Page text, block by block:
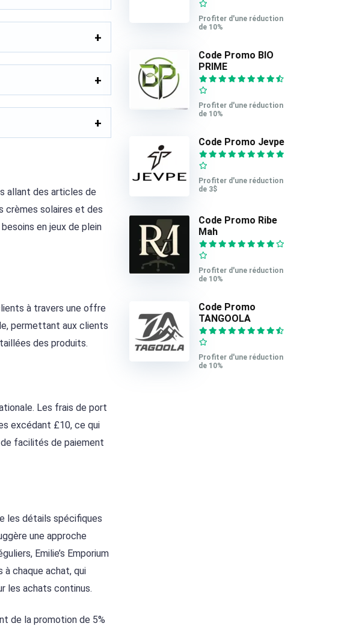
allant des articles de
crèmes solaires et des
en jeux de plein
à travers une offre
permettant aux clients
des produits.
Les frais de port
excédant £10, ce qui
facilités de paiement
les détails spécifiques
une approche
Emilie’s Emporium
chaque achat, qui
les achats continus.
de la promotion de 5%
Profiter d'une réduction
de 10%
Code Promo BIO
PRIME
Profiter d'une réduction
de 10%
Code Promo Jevpe
Profiter d'une réduction
de 3$
Code Promo Ribe
Mah
Profiter d'une réduction
de 10%
Code Promo
TANGOOLA
Profiter d'une réduction
de 10%